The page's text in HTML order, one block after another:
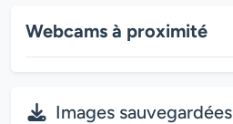
Webcams à proximité
Images sauvegardées